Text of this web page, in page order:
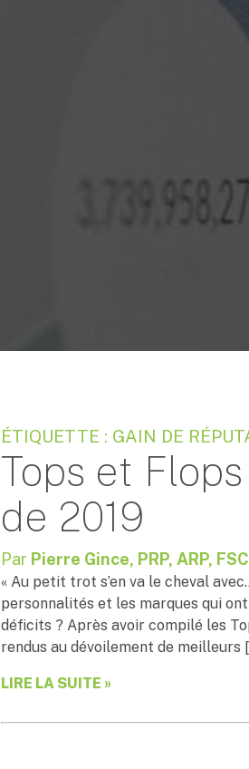
ÉTIQUETTE : GAIN DE
Tops et
de 2019
Par Pierre Gince, PRP, ARP,
« Au petit trot s’en va le cheval
personnalités et les marques qui
déficits ? Après avoir compilé les
rendus au dévoilement de meilleurs
LIRE LA SUITE »